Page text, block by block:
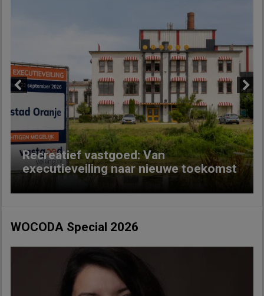
Recreatief vastgoed: Van
executieveiling naar nieuwe toekomst
Next
WOCODA Special 2026